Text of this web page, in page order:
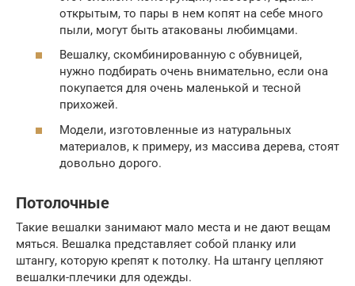
открытым, то пары в нем копят на себе много
пыли, могут быть атакованы любимцами.
Вешалку, скомбинированную с обувницей,
нужно подбирать очень внимательно, если она
покупается для очень маленькой и тесной
прихожей.
Модели, изготовленные из натуральных
материалов, к примеру, из массива дерева, стоят
довольно дорого.
Потолочные
Такие вешалки занимают мало места и не дают вещам
мяться. Вешалка представляет собой планку или
штангу, которую крепят к потолку. На штангу цепляют
вешалки-плечики для одежды.